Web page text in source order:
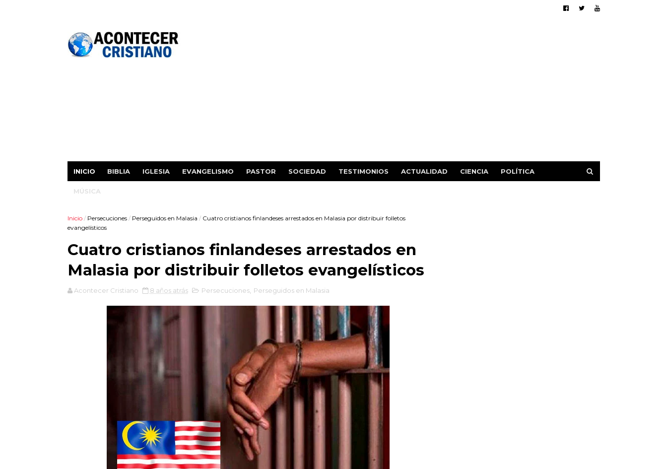
INICIO BIBLIA IGLESIA EVANGELISMO PASTOR SOCIEDAD TESTIMONIOS ACTUALIDAD CIENCIA POLÍTICA
MÚSICA
Inicio / Persecuciones / Perseguidos en Malasia / Cuatro cristianos finlandeses arrestados en Malasia por distribuir folletos
evangelísticos
Cuatro cristianos finlandeses arrestados en
Malasia por distribuir folletos evangelísticos
Acontecer Cristiano 8 años atrás Persecuciones, Perseguidos en Malasia